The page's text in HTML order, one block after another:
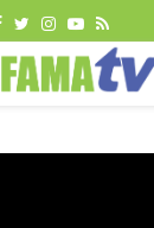
FACEBOOK
TWITTER
INSTAGRAM
YOUTUBE
RSS